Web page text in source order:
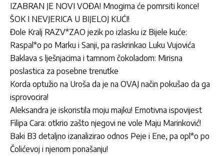
IZABRAN JE NOVI VOĐA! Mnogima će pomrsiti konce!
ŠOK I NEVJERICA U BIJELOJ KUĆI!
Đole Kralj RAZV*ZAO jezik po izlasku iz Bijele kuće:
Raspal*o po Marku i Sanji, pa raskrinkao Luku Vujovića
Baklava s lješnjacima i tamnom čokoladom: Mirisna
poslastica za posebne trenutke
Korda optužio na Uroša da je na OVAJ način pokušao da ga
isprovocira!
Aleksandra je iskoristila moju majku! Emotivna ispovijest
Filipa Cara: otkrio zašto njegovi ne vole Maju Marinković!
Baki B3 detaljno izanalizirao odnos Peje i Ene, pa opl*o po
Čolićevoj i njenom ponašanju!